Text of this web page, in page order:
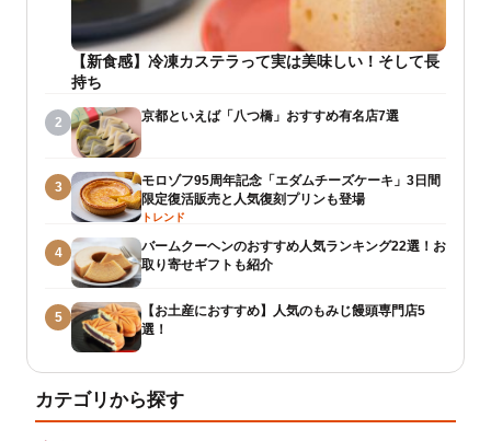
【新食感】冷凍カステラって実は美味しい！そして長
持ち
2 京都といえば「八つ橋」おすすめ有名店7選
3
モロゾフ95周年記念「エダムチーズケーキ」3日間
限定復活販売と人気復刻プリンも登場
トレンド
4
バームクーヘンのおすすめ人気ランキング22選！お
取り寄せギフトも紹介
5
【お土産におすすめ】人気のもみじ饅頭専門店5
選！
カテゴリから探す